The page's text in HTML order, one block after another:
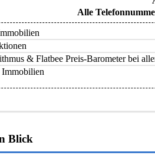
Alle
& Flatbee Preis-Barometer bei
Immobilien
Blick